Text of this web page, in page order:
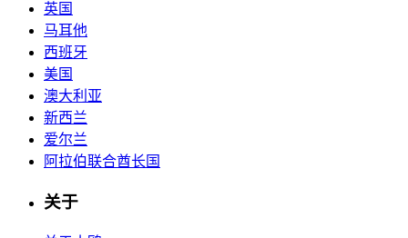
英国
马耳他
西班牙
美国
澳大利亚
新西兰
爱尔兰
阿拉伯联合酋长国
关于